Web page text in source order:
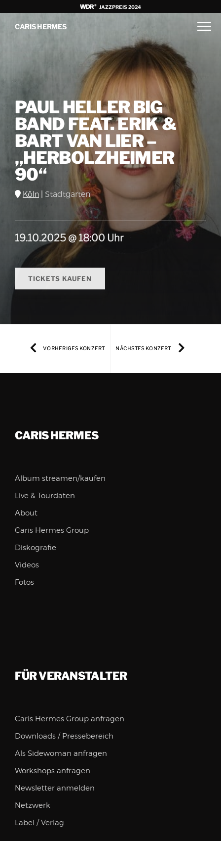
JAZZPREIS 2024
CARIS HERMES
PAUL HELLER BIG
BAND FEAT. ERIK &
BART VAN LIER –
„HERBOLZHEIMER
90“
Köln Stadtgarten
19.10.2025 @ 18:00 Uhr
TICKETS KAUFEN
VORHERIGES KONZERT NÄCHSTES KONZERT
CARIS HERMES
Album streamen/kaufen
Live & Tourdaten
About
Caris Hermes Group
Diskografie
Videos
Fotos
FÜR VERANSTALTER
Caris Hermes Group anfragen
Downloads / Pressebereich
Als Sidewoman anfragen
Workshops anfragen
Newsletter anmelden
Netzwerk
Label / Verlag